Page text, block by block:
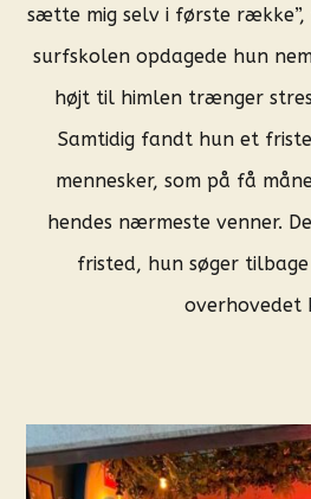
sætte mig selv i første
surfskolen opdagede hun
højt til himlen trænger
Samtidig fandt hun et
mennesker, som på få
hendes nærmeste venner.
fristed, hun søger
overhovedet